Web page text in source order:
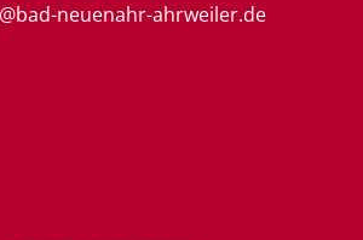
neuenahr-ahrweiler.de